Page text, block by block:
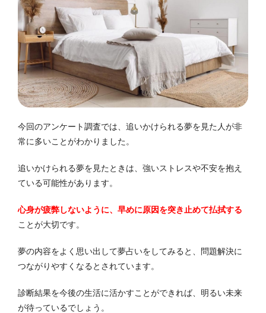
今回のアンケート調査では、追いかけられる夢を見た人が非
常に多いことがわかりました。
追いかけられる夢を見たときは、強いストレスや不安を抱え
ている可能性があります。
心身が疲弊しないように、早めに原因を突き止めて払拭する
ことが大切です。
夢の内容をよく思い出して夢占いをしてみると、問題解決に
つながりやすくなるとされています。
診断結果を今後の生活に活かすことができれば、明るい未来
が待っているでしょう。